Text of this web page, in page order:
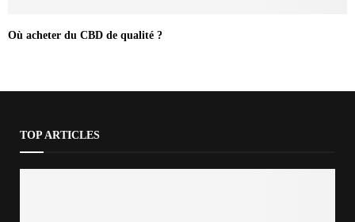
Où acheter du CBD de qualité ?
TOP ARTICLES